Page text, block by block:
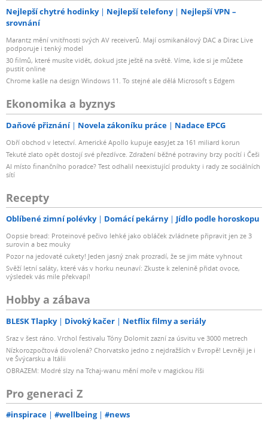
Nejlepší chytré hodinky Nejlepší telefony
Nejlepší VPN –
srovnání
Marantz mění vnitřnosti svých AV receiverů. Mají osmikanálový DAC a Dirac Live
podporuje i tenký model
30 filmů, které musíte vidět, dokud jste ještě na světě. Víme, kde si je můžete
pustit online
Chrome kašle na design Windows 11. To stejné ale dělá Microsoft s Edgem
Ekonomika a byznys
Daňové přiznání Novela zákoníku práce Nadace EPCG
Obří obchod v letectví. Americké Apollo kupuje easyJet za 161 miliard korun
Tekuté zlato opět dostojí své přezdívce. Zdražení běžné potraviny brzy pocítí i Češi
AI místo finančního poradce? Test odhalil neexistující produkty i rady ze sociálních
sítí
Recepty
Oblíbené zimní polévky Domácí pekárny Jídlo podle horoskopu
Oopsie bread: Proteinové pečivo lehké jako obláček zvládnete připravit jen ze 3
surovin a bez mouky
Pozor na jedovaté cukety! Jeden jasný znak prozradí, že se jim máte vyhnout
Svěží letní saláty, které vás v horku neunaví: Zkuste k zelenině přidat ovoce,
výsledek vás mile překvapí!
Hobby a zábava
BLESK Tlapky Divoký kačer Netflix filmy a seriály
Sraz v šest ráno. Vrchol festivalu Tóny Dolomit zazní za úsvitu ve 3000 metrech
Nízkorozpočtová dovolená? Chorvatsko jedno z nejdražších v Evropě! Levněji je i
ve Švýcarsku a Itálii
OBRAZEM: Modré slzy na Tchaj-wanu mění moře v magickou říši
Pro generaci Z
#inspirace #wellbeing #news